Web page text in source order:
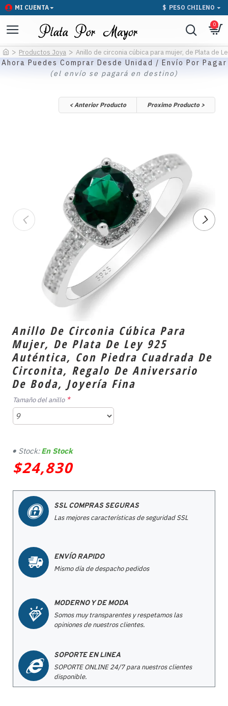
MI CUENTA $ PESO CHILENO
0
Productos Joya Anillo de circonia cúbica para mujer, de Plata de
Ahora Puedes Comprar Desde Unidad / Envío Por Pagar
(el envío se pagará en destino)
< Anterior Producto Proximo Producto >
Anillo De Circonia Cúbica Para
Mujer, De Plata De Ley 925
Auténtica, Con Piedra Cuadrada De
Circonita, Regalo De Aniversario
De Boda, Joyería Fina
$24,830
Stock: En Stock
Tamaño del anillo
SSL COMPRAS SEGURAS
Las mejores características de seguridad SSL
ENVÍO RAPIDO
Mismo día de despacho pedidos
MODERNO Y DE MODA
Somos muy transparentes y respetamos las
opiniones de nuestros clientes.
SOPORTE EN LINEA
SOPORTE ONLINE 24/7 para nuestros clientes
disponible.